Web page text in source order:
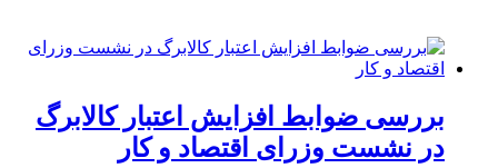
بررسی ضوابط افزایش اعتبار کالابرگ
در نشست وزرای اقتصاد و کار